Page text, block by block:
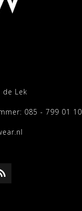
de Lek
085 - 799 01 10